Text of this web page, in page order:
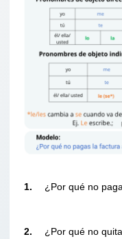
1. ¿Por qué no
2. ¿Por qué no